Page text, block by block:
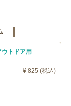
トドア用
¥ 825 (税込)